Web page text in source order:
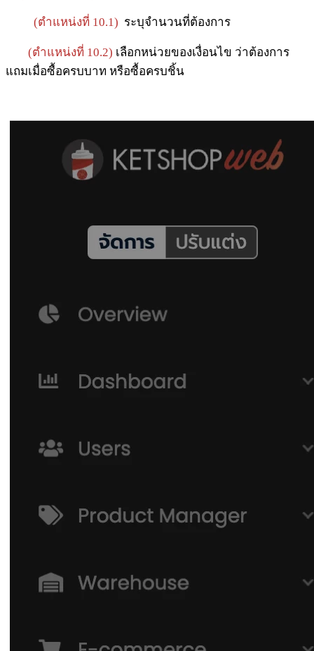
(ตำแหน่งที่ 10.1) ระบุจำนวนที่ต้องการ
(ตำแหน่งที่ 10.2) เลือกหน่วยของเงื่อนไข ว่าต้องการ
แถมเมื่อซื้อครบบาท หรือซื้อครบชิ้น